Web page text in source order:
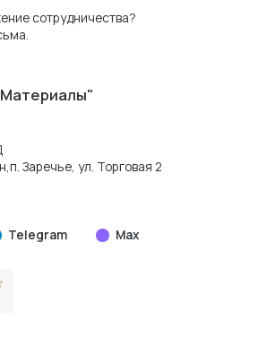
сотрудничества?
Заречье, ул. Торговая 2
Telegram Max